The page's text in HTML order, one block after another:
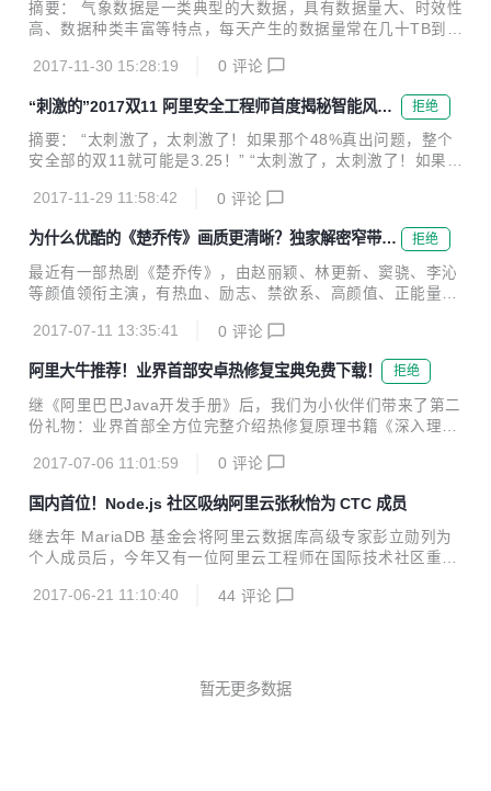
队iDST，担任智能语音交互团队研究员，将负责语音交互设备
职后，iDST迎来的又一位大牛级人物。 冯...
摘要： 气象数据是一类典型的大数据，具有数据量大、时效性
高、数据种类丰富等特点，每天产生的数据量常在几十TB到上
象数据越来越成为一个难题，本文针对气象领域中海量模式数
据的存储和查询问题，分别介绍了传统方案和采用表格存储(T
ableStore)的方案，并对方案优缺点进行了一些总结。 前言
气象数据是一类典型的大数据，具有数据量大、时效性高、数
据种类丰富等特点。气象数据中大量的数据是时空数据，记录
量，每天产生的数据量常在几十TB到上百TB的规模，且在爆
2017-11-30 15:28:19 0 评论
“刺激的”2017双11 阿里安全工程师首度揭秘智能风控
平台MTEE3
拒绝
摘要： “太刺激了，太刺激了！如果那个48%真出问题，整个
安全部的双11就可能是3.25！” “太刺激了，太刺激了！如果那
了推眼镜，语速明显快了一些。伴随着肢体语言，知命表现出
来的是程序员解除了重大Bug时的那种兴奋与激动。 用这部IM
DB评分最高的电影向阿里安全的工程师致敬 MTEE3是什么？
那个48%又是什么鬼？ 知命，阿里安全业务安全产品技术高
级专家，智能风控平台MTEE3的技术负责人。这一切，他向
文名称叫业务安全智能风控平台，最后面的3代表这是全新一
2017-11-29 11:58:42 0 评论
为什么优酷的《楚乔传》画质更清晰？独家解密窄带高
清技术
拒绝
最近有一部热剧《楚乔传》，由赵丽颖、林更新、窦骁、李沁
等颜值领衔主演，有热血、励志、禁欲系、高颜值、正能量这
月4日，《楚乔传》迎来上线之后的历史性时刻——成为史上
最快突破200亿网播量大关的周播剧。这也和优酷、爱奇艺、
腾讯视频等多家视频平台的支持密不可分。 在网综、网剧遍地
开花、IP集体大爆发的同时，各电视剧纷纷与在线视频平台合
作同步网络开播，时至今日，电视剧的网络播放量过百亿已经
频内容及多元化服务，已经成为了网民最为重要的休闲娱乐、
2017-07-11 13:35:41 0 评论
阿里大牛推荐！业界首部安卓热修复宝典免费下载！ 拒绝
继《阿里巴巴Java开发手册》后，我们为小伙伴们带来了第二
份礼物：业界首部全方位完整介绍热修复原理书籍《深入理解
写，现已免费开放下载。 下载方式见文末 2017年6月，阿里
案——Sophix。在Android热修复的三大领域：代码修复、资
源修复、SO修复方面，以及方案的安全性和易用性方面，Sop
hix都做到了业界领先。 《深入探索Android热修复技术原理》
淘技术团队对系统底层的原创性发现，是业界首部全方位完整
2017-07-06 11:01:59 0 评论
国内首位！Node.js 社区吸纳阿里云张秋怡为 CTC 成员
继去年 MariaDB 基金会将阿里云数据库高级专家彭立勋列为
个人成员后，今年又有一位阿里云工程师在国际技术社区重要
云应用服务团队工程师。2016年，她毕业于中山大学软件工
吸纳为CTC（核心技术委员会）成员，而这也使得她成为国内
2017-06-21 11:10:40 44 评论
暂无更多数据